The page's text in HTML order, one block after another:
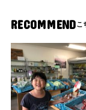
RECOMMEND